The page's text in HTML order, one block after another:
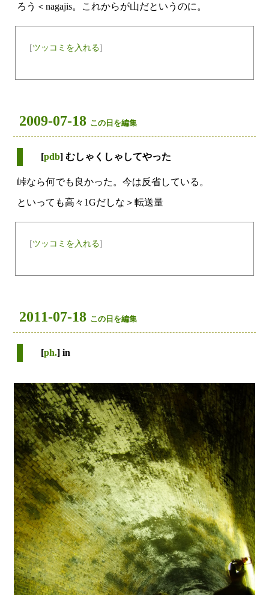
ろう＜nagajis。これからが山だというのに。
[ツッコミを入れる]
2009-07-18 この日を編集
[pdb] むしゃくしゃしてやった
峠なら何でも良かった。今は反省している。
といっても高々1Gだしな＞転送量
[ツッコミを入れる]
2011-07-18 この日を編集
[ph.] in